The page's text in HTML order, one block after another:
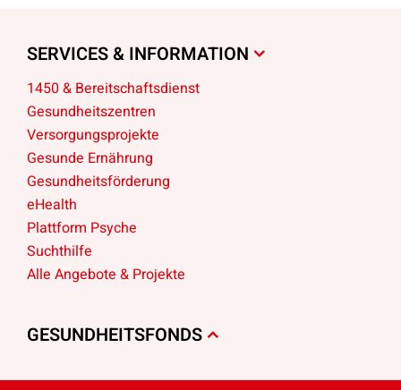
SERVICES & INFORMATION
1450 & Bereitschaftsdienst
Gesundheitszentren
Versorgungsprojekte
Gesunde Ernährung
Gesundheitsförderung
eHealth
Plattform Psyche
Suchthilfe
Alle Angebote & Projekte
GESUNDHEITSFONDS